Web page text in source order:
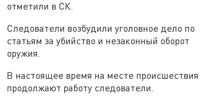
отметили в СК.
Следователи возбудили уголовное дело по
статьям за убийство и незаконный оборот
оружия.
В настоящее время на месте происшествия
продолжают работу следователи.